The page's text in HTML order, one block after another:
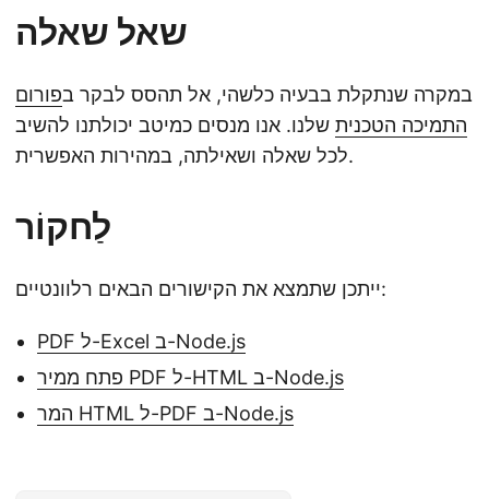
שאל שאלה
במקרה שנתקלת בבעיה כלשהי, אל תהסס לבקר בפורום
התמיכה הטכנית שלנו. אנו מנסים כמיטב יכולתנו להשיב
לכל שאלה ושאילתה, במהירות האפשרית.
לַחקוֹר
ייתכן שתמצא את הקישורים הבאים רלוונטיים:
PDF ל-Excel ב-Node.js
פתח ממיר PDF ל-HTML ב-Node.js
המר HTML ל-PDF ב-Node.js